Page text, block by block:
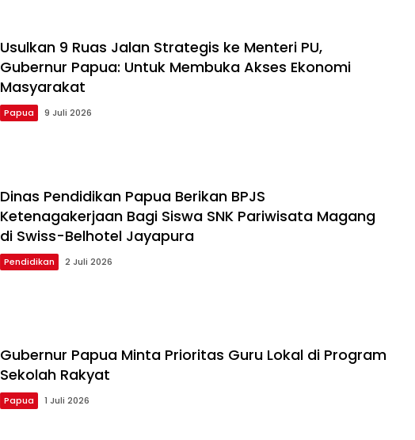
Usulkan 9 Ruas Jalan Strategis ke Menteri PU,
Gubernur Papua: Untuk Membuka Akses Ekonomi
Masyarakat
Papua 9 Juli 2026
Dinas Pendidikan Papua Berikan BPJS
Ketenagakerjaan Bagi Siswa SNK Pariwisata Magang
di Swiss-Belhotel Jayapura
Pendidikan 2 Juli 2026
Gubernur Papua Minta Prioritas Guru Lokal di Program
Sekolah Rakyat
Papua 1 Juli 2026